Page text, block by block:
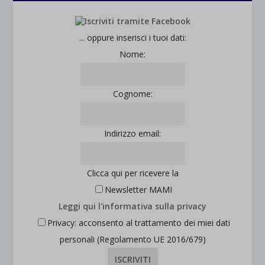
... oppure inserisci i tuoi dati:
Nome:
Cognome:
Indirizzo email:
Clicca qui per ricevere la
Newsletter MAMI
Leggi qui l'informativa sulla privacy
Privacy: acconsento al trattamento dei miei dati
personali (Regolamento UE 2016/679)